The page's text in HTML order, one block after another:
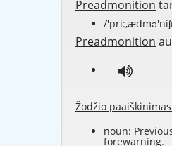
Preadmonition
/
Preadmonition
Žodžio
noun:
forewarning.